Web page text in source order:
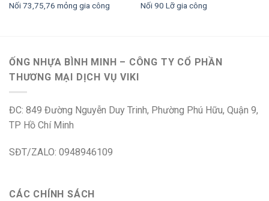
Nối 73,75,76 mỏng gia công Nối 90 Lỡ gia công
ỐNG NHỰA BÌNH MINH – CÔNG TY CỔ PHẦN
THƯƠNG MẠI DỊCH VỤ VIKI
ĐC: 849 Đường Nguyễn Duy Trinh, Phường Phú Hữu, Quận 9,
TP Hồ Chí Minh
SĐT/ZALO: 0948946109
CÁC CHÍNH SÁCH